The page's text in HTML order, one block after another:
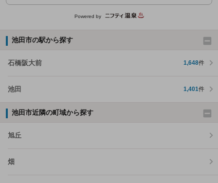
Powered by
池田市の駅から探す
石橋阪大前 1,648件
池田 1,401件
池田市近隣の町域から探す
旭丘
畑